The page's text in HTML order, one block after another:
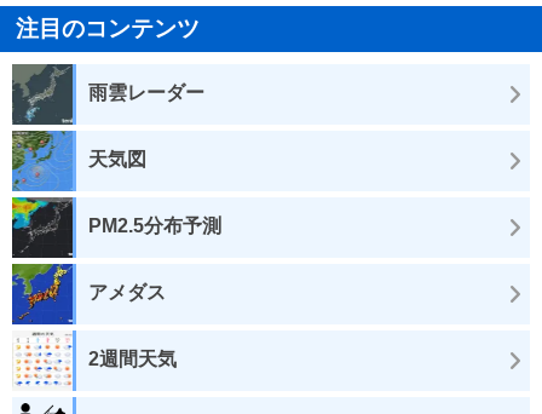
注目のコンテンツ
雨雲レーダー
天気図
PM2.5分布予測
アメダス
2週間天気